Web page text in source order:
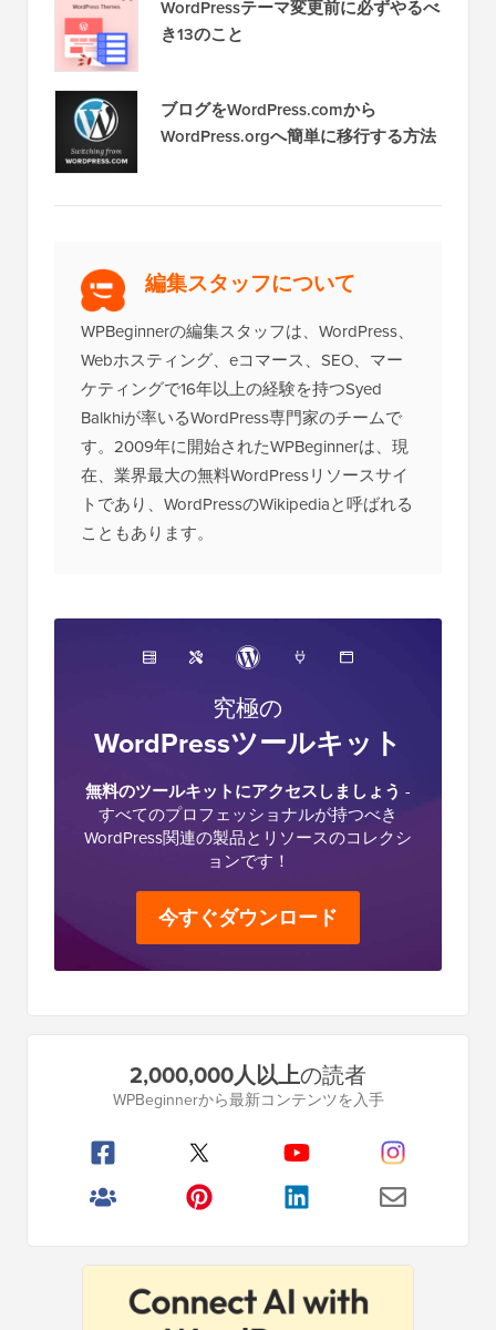
WordPressテーマ変更前に必ずやるべ
き13のこと
ブログをWordPress.comから
WordPress.orgへ簡単に移行する方法
編集スタッフについて
WPBeginnerの編集スタッフは、WordPress、
Webホスティング、eコマース、SEO、マー
ケティングで16年以上の経験を持つSyed
Balkhiが率いるWordPress専門家のチームで
す。2009年に開始されたWPBeginnerは、現
在、業界最大の無料WordPressリソースサイ
トであり、WordPressのWikipediaと呼ばれる
こともあります。
究極の
WordPressツールキット
無料のツールキットにアクセスしましょう -
すべてのプロフェッショナルが持つべき
WordPress関連の製品とリソースのコレクシ
ョンです！
今すぐダウンロード
イ
2,000,000人以上の読者
WPBeginnerから最新コンテンツを入手